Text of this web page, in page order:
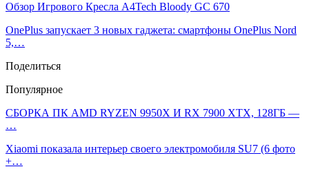
Обзор Игрового Кресла A4Tech Bloody GC 670
OnePlus запускает 3 новых гаджета: смартфоны OnePlus Nord
5,…
Поделиться
Популярное
СБОРКА ПК AMD RYZEN 9950X И RX 7900 XTX, 128ГБ —
…
Xiaomi показала интерьер своего электромобиля SU7 (6 фото
+…